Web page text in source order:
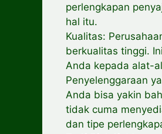
perlengkapan
hal itu.
Kualitas:
berkualitas tinggi.
Anda kepada alat-
Penyelenggaraan
Anda bisa yakin
tidak cuma
dan tipe